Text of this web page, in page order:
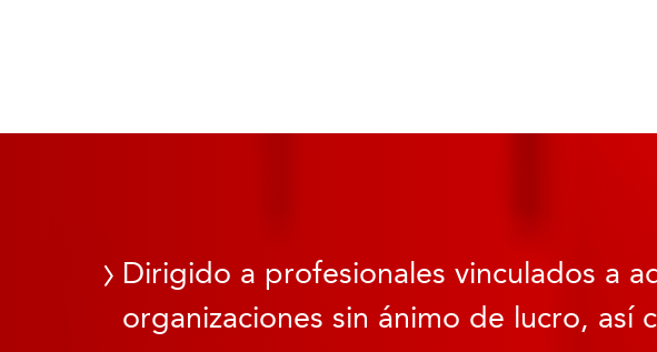
Dirigido a profesionales vinculados a
organizaciones sin ánimo de lucro, así